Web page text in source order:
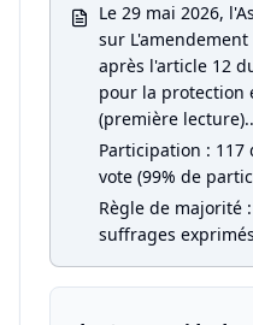
Le 29 mai 2026,
sur
après l'article 12
pour la protection
(première
Participation :
vote (99% de
Règle de majorité
suffrages